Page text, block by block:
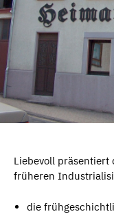
Liebevoll präsentiert
früheren
die